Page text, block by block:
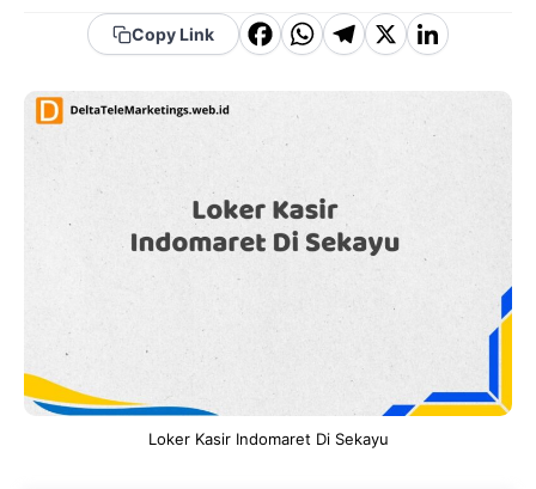
Copy Link
F
e
o
o
W
a
t
s
A
p
T
g
a
m
X Li
k
e
Loker Kasir Indomaret Di Sekayu